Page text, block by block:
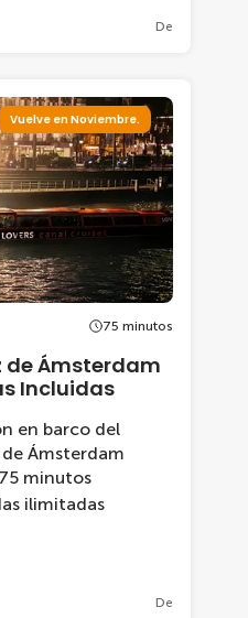
De
Vuelve en Noviembre.
75 minutos
de Ámsterdam
Incluidas
en barco del
Ámsterdam
minutos
ilimitadas
De